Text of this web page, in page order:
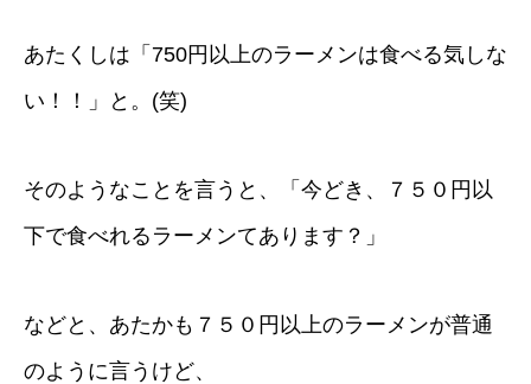
あたくしは「750円以上のラーメンは食べる気しな
い！！」と。(笑)
そのようなことを言うと、「今どき、７５０円以
下で食べれるラーメンてあります？」
などと、あたかも７５０円以上のラーメンが普通
のように言うけど、